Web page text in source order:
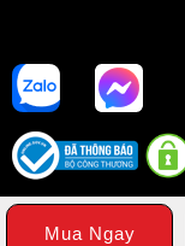
Mua Ngay